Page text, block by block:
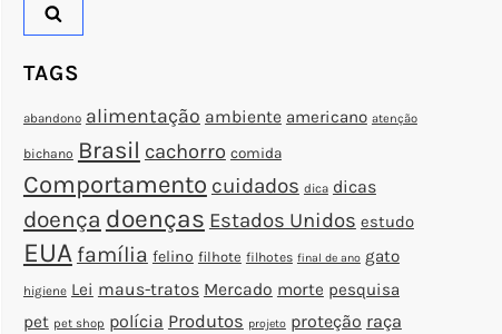
TAGS
abandono alimentação ambiente americano atenção
bichano Brasil cachorro comida
Comportamento cuidados dica dicas
doença doenças Estados Unidos estudo
EUA família felino filhote filhotes final de ano gato
higiene Lei maus-tratos Mercado morte pesquisa
pet pet shop polícia Produtos projeto proteção raça